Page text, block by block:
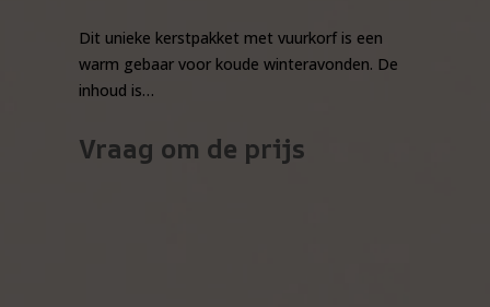
Dit unieke kerstpakket met vuurkorf is een
warm gebaar voor koude winteravonden. De
inhoud is…
Vraag om de prijs